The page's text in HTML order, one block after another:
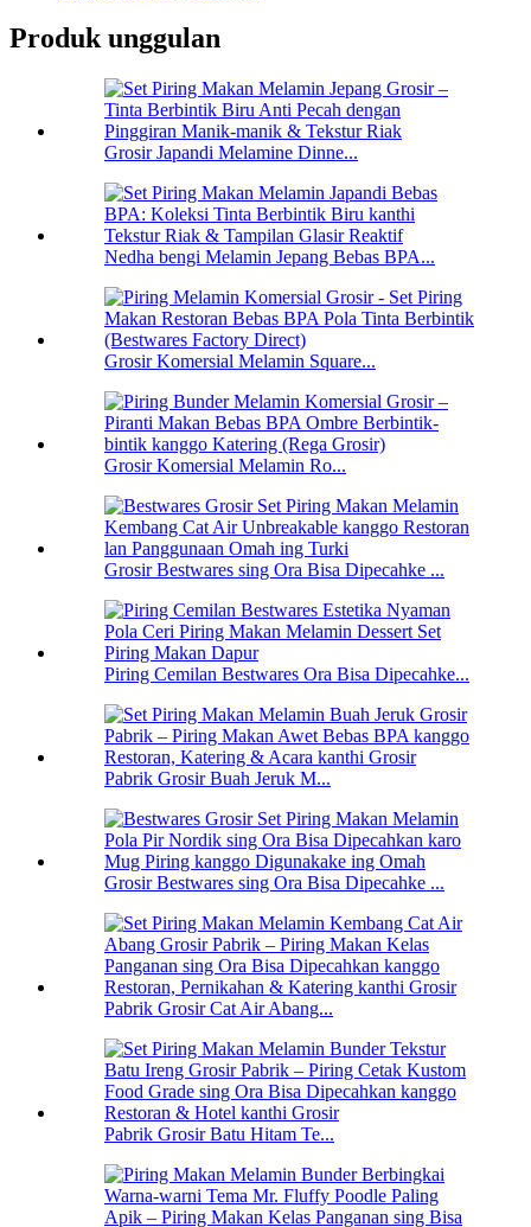
Produk unggulan
Grosir Japandi Melamine Dinne...
Nedha bengi Melamin Jepang Bebas BPA...
Grosir Komersial Melamin Square...
Grosir Komersial Melamin Ro...
Grosir Bestwares sing Ora Bisa Dipecahke ...
Piring Cemilan Bestwares Ora Bisa Dipecahke...
Pabrik Grosir Buah Jeruk M...
Grosir Bestwares sing Ora Bisa Dipecahke ...
Pabrik Grosir Cat Air Abang...
Pabrik Grosir Batu Hitam Te...